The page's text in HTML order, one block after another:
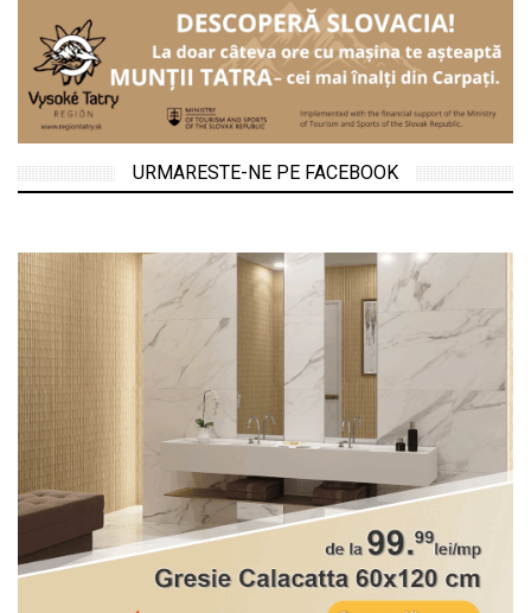
URMARESTE-NE PE FACEBOOK